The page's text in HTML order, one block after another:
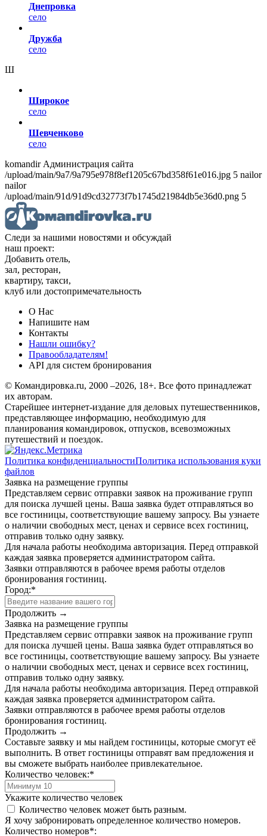
Днепровка
село
Дружба
село
Ш
Широкое
село
Шевченково
село
komandir Администрация сайта
/upload/main/9a7/9a795e978f8ef1205c67bd358f61e016.jpg 5 nailor
nailor
/upload/main/91d/91d9cd32773f7b1745d21984db5e36d0.png 5
Следи за нашими новостями и обсуждай
наш проект:
Добавить отель,
зал, ресторан,
квартиру, такси,
клуб или достопримечательность
О Нас
Напишите нам
Контакты
Нашли ошибку?
Правообладателям!
API для систем бронирования
© Командировка.ru, 2000 –2026, 18+. Все фото принадлежат
их авторам.
Старейшее интернет-издание для деловых путешественников,
представляющее информацию, необходимую для
планирования командировок, отпусков, всевозможных
путешествий и поездок.
Политика конфиденциальностиПолитика использования куки
файлов
Заявка на размещение группы
Представляем сервис отправки заявок на проживание групп
для поиска лучшей цены. Ваша заявка будет отправляться во
все гостиницы, соответствующие вашему запросу. Вы узнаете
о наличии свободных мест, ценах и сервисе всех гостиниц,
отправив только одну заявку.
Для начала работы необходима авторизация. Перед отправкой
каждая заявка проверяется администратором сайта.
Заявки отправляются в рабочее время работы отделов
бронирования гостиниц.
Город:*
Продолжить →
Заявка на размещение группы
Представляем сервис отправки заявок на проживание групп
для поиска лучшей цены. Ваша заявка будет отправляться во
все гостиницы, соответствующие вашему запросу. Вы узнаете
о наличии свободных мест, ценах и сервисе всех гостиниц,
отправив только одну заявку.
Для начала работы необходима авторизация. Перед отправкой
каждая заявка проверяется администратором сайта.
Заявки отправляются в рабочее время работы отделов
бронирования гостиниц.
Продолжить →
Составьте заявку и мы найдем гостиницы, которые смогут её
выполнить. В ответ гостиницы отправят вам предложения и
вы сможете выбрать наиболее привлекательное.
Количество человек:*
Укажите количество человек
Количество человек может быть разным.
Я хочу забронировать определенное количество номеров.
Количество номеров*: